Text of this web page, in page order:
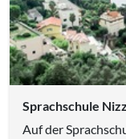
Sprachschule
Auf der